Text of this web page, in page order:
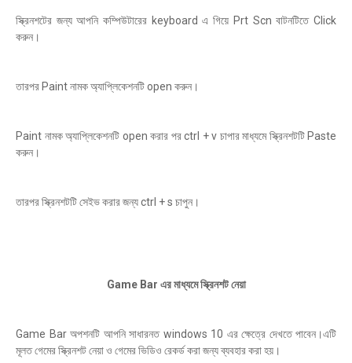
স্ক্রিনশটের জন্য আপনি কম্পিউটারের keyboard এ গিয়ে Prt Scn বাটনটিতে Click
করুন।
তারপর Paint নামক অ্যাপ্লিকেশনটি open করুন।
Paint নামক অ্যাপ্লিকেশনটি open করার পর ctrl + v চাপার মাধ্যমে স্ক্রিনশটটি Paste
করুন।
তারপর স্ক্রিনশটটি সেইভ করার জন্য ctrl + s চাপুন।
Game Bar এর মাধ্যমে স্ক্রিনশট নেয়া
Game Bar অপশনটি আপনি সাধারনত windows 10 এর ক্ষেত্রে দেখতে পাবেন।এটি
মূলত গেমের স্ক্রিনশট নেয়া ও গেমের ভিডিও রেকর্ড করা জন্য ব্যবহার করা হয়।